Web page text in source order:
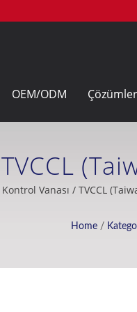
OEM/ODM
Bir Çift
Vanası / TVCCL
Home /